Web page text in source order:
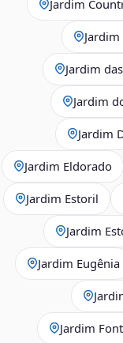
Jardim
Jardim
Jardim
Jardim
Jardim Eldorado
Jardim Estoril
Jardim
Jardim Eugênia
Jardim